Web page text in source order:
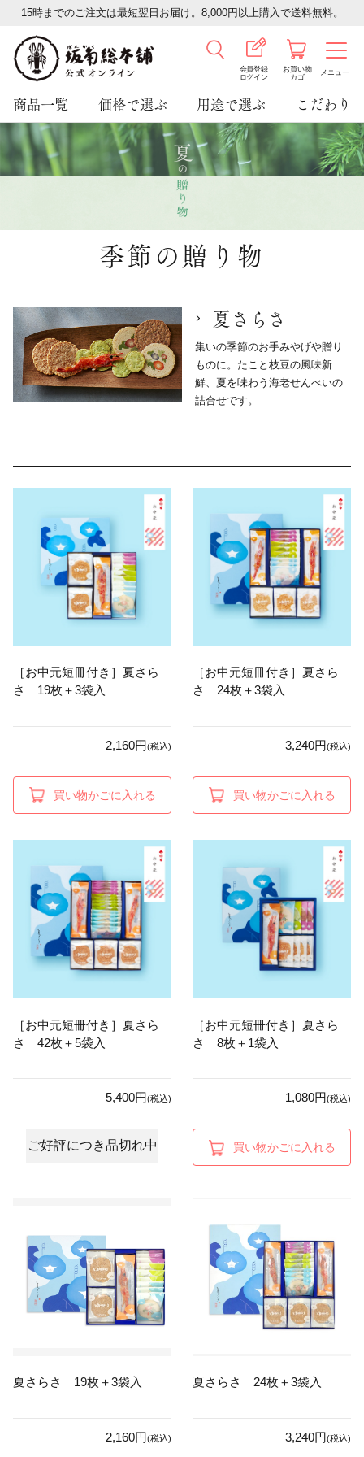
15時までのご注文は最短翌日お届け。8,000円以上購入で送料無料。
会員登録
ログイン
お買い物
カゴ
メニュー
商品一覧 価格で選ぶ 用途で選ぶ こだわり
季節の贈り物
夏さらさ
集いの季節のお手みやげや贈り
ものに。 たこと枝豆の風味新
鮮、夏を味わう海老せんべいの
詰合せです。
［お中元短冊付き］夏さら
さ 19枚＋3袋入
2,160円(税込)
買い物かごに入れる
［お中元短冊付き］夏さら
さ 24枚＋3袋入
3,240円(税込)
買い物かごに入れる
［お中元短冊付き］夏さら
さ 42枚＋5袋入
5,400円(税込)
ご好評につき品切れ中
［お中元短冊付き］夏さら
さ 8枚＋1袋入
1,080円(税込)
買い物かごに入れる
夏さらさ 19枚＋3袋入
2,160円(税込)
夏さらさ 24枚＋3袋入
3,240円(税込)